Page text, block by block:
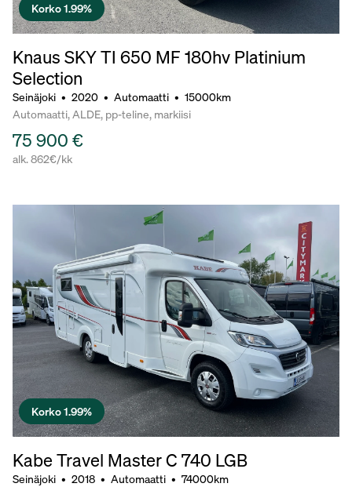
Korko 1.99%
Knaus SKY TI 650 MF 180hv Platinium
Selection
Seinäjoki • 2020 • Automaatti • 15000km
Automaatti, ALDE, pp-teline, markiisi
75 900 €
alk. 862€/kk
Korko 1.99%
Kabe Travel Master C 740 LGB
Seinäjoki • 2018 • Automaatti • 74000km